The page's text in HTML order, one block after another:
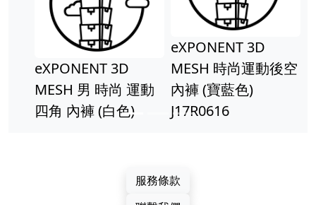
eXPONENT 3D
MESH 男 時尚 運動
四角 內褲 (白色)
eXPONENT 3D
MESH 時尚運動後空
內褲 (寶藍色)
J17R0616
服務條款